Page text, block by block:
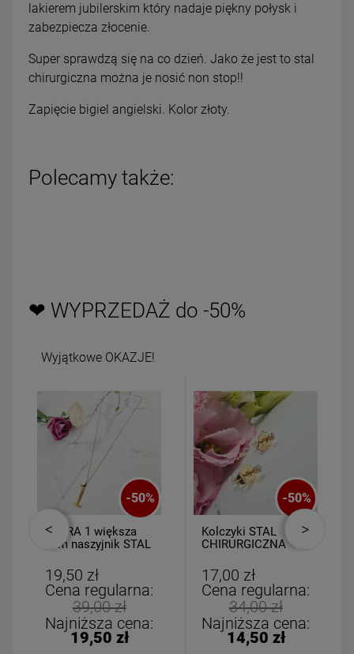
lakierem jubilerskim który nadaje piękny połysk i
zabezpiecza złocenie.
Super sprawdzą się na co dzień. Jako że jest to stal
chirurgiczna można je nosić non stop!!
Zapięcie bigiel angielski. Kolor złoty.
Polecamy także:
❤ WYPRZEDAŻ do -50%
Wyjątkowe OKAZJE!
-50%
CYFRA 1 większa
3cm naszyjnik STAL
19,50 zł
Cena regularna:
39,00 zł
Najniższa cena:
19,50 zł
-50%
Kolczyki STAL
CHIRURGICZNA
17,00 zł
Cena regularna:
34,00 zł
Najniższa cena:
14,50 zł